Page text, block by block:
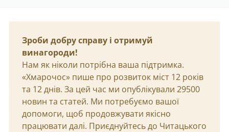
Зроби добру справу і отримуй
винагороди!
Нам як ніколи потрібна ваша підтримка.
«Хмарочос» пише про розвиток міст 12 років
та 12 днів. За цей час ми опублікували 29500
новин та статей. Ми потребуємо вашої
допомоги, щоб продовжувати якісно
працювати далі. Приєднуйтесь до Читацького